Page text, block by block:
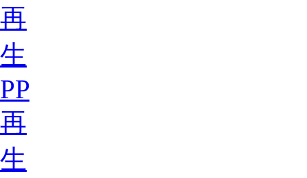
再
生
PP
再
生